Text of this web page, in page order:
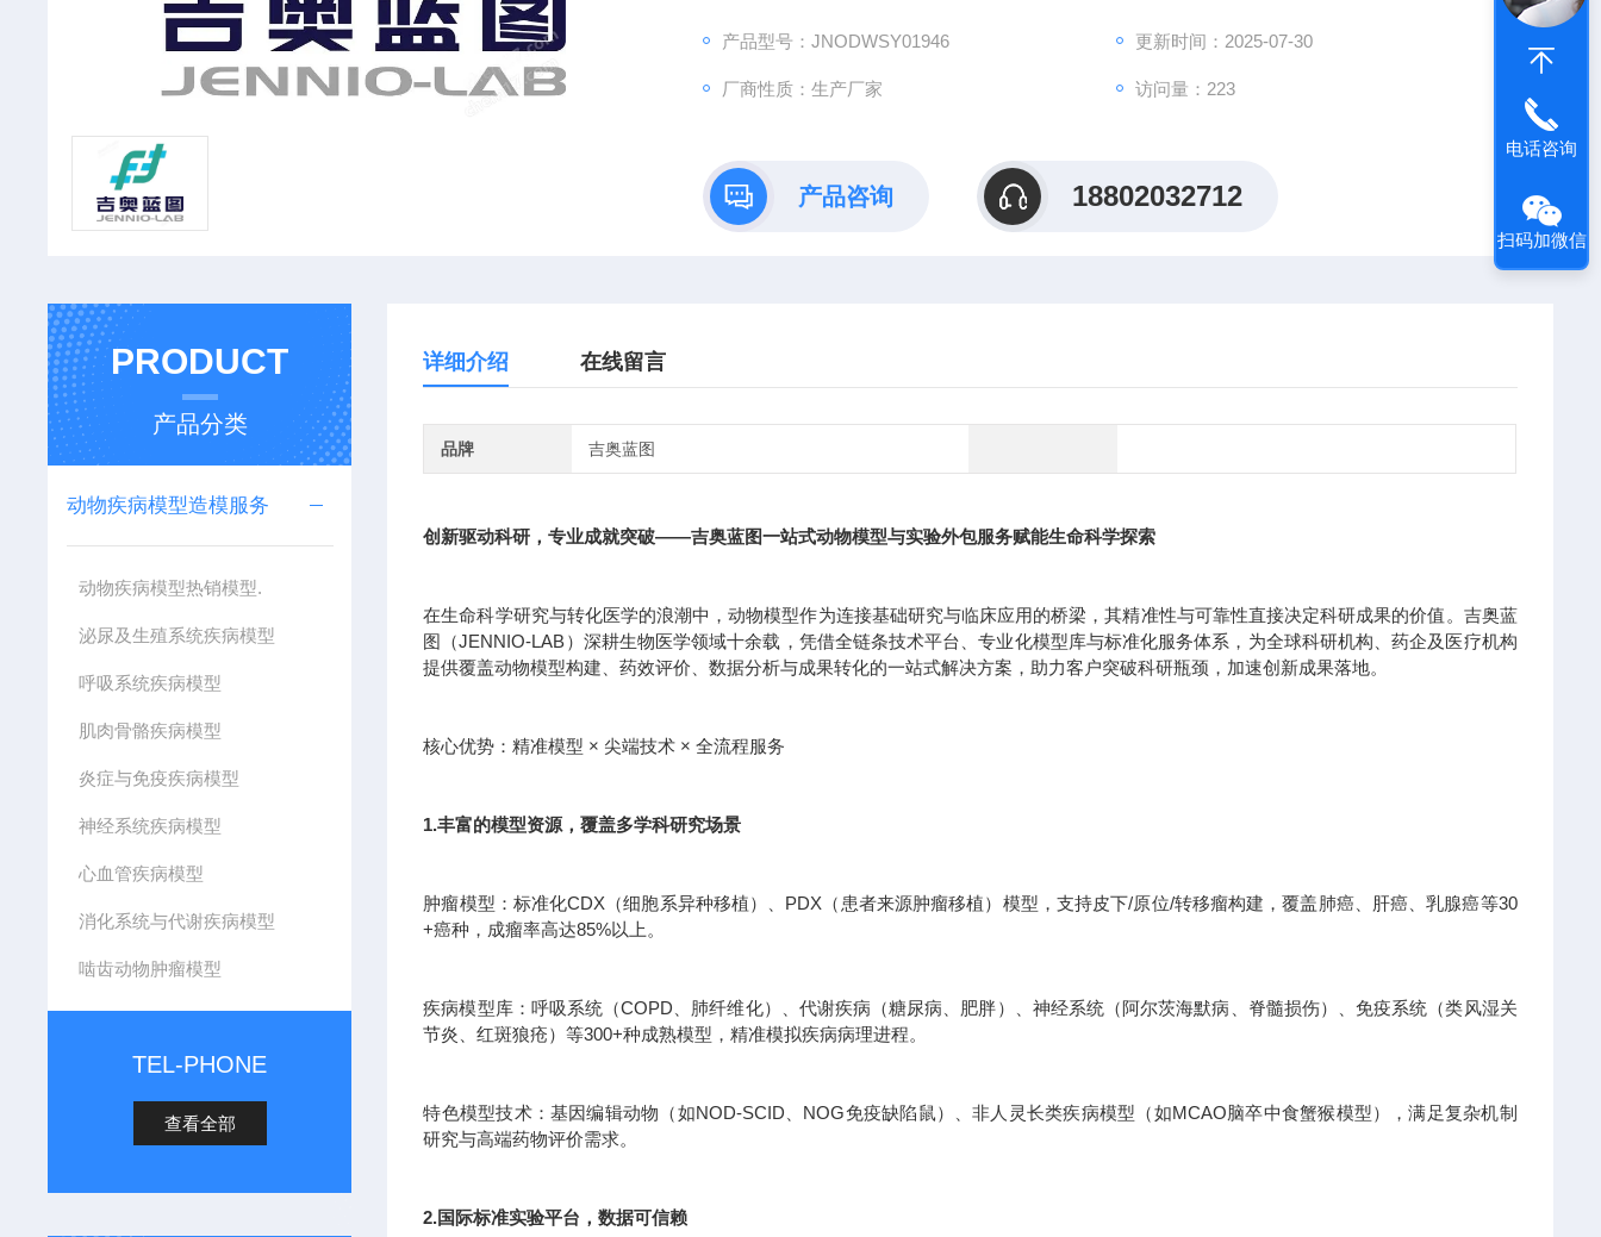
产品型号：JNODWSY01946
更新时间：2025-07-30
厂商性质：生产厂家 访问量：223
产品咨询 18802032712
PRODUCT
产品分类
动物疾病模型造模服务
动物疾病模型热销模型.
泌尿及生殖系统疾病模型
呼吸系统疾病模型
肌肉骨骼疾病模型
炎症与免疫疾病模型
神经系统疾病模型
心血管疾病模型
消化系统与代谢疾病模型
啮齿动物肿瘤模型
TEL-PHONE
查看全部
详细介绍 在线留言
品牌 吉奥蓝图
创新驱动科研，专业成就突破——吉奥蓝图一站式动物模型与实验外包服务赋能生命科学探索
在生命科学研究与转化医学的浪潮中，动物模型作为连接基础研究与临床应用的桥梁，其精准性与可靠性直接决定科研成果的价值。吉奥蓝
图（JENNIO-LAB）深耕生物医学领域十余载，凭借全链条技术平台、专业化模型库与标准化服务体系，为全球科研机构、药企及医疗机构
提供覆盖动物模型构建、药效评价、数据分析与成果转化的一站式解决方案，助力客户突破科研瓶颈，加速创新成果落地。
核心优势：精准模型 × 尖端技术 × 全流程服务
1.丰富的模型资源，覆盖多学科研究场景
肿瘤模型：标准化CDX（细胞系异种移植）、PDX（患者来源肿瘤移植）模型，支持皮下/原位/转移瘤构建，覆盖肺癌、肝癌、乳腺癌等30
+癌种，成瘤率高达85%以上。
疾病模型库：呼吸系统（COPD、肺纤维化）、代谢疾病（糖尿病、肥胖）、神经系统（阿尔茨海默病、脊髓损伤）、免疫系统（类风湿关
节炎、红斑狼疮）等300+种成熟模型，精准模拟疾病病理进程。
特色模型技术：基因编辑动物（如NOD-SCID、NOG免疫缺陷鼠）、非人灵长类疾病模型（如MCAO脑卒中食蟹猴模型），满足复杂机制
研究与高端药物评价需求。
2.国际标准实验平台，数据可信赖
电话咨询
扫码加微信